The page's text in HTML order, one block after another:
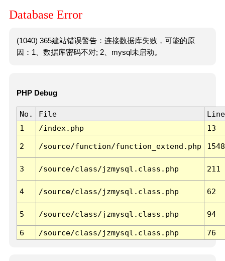
Database Error
(1040) 365建站错误警告：连接数据库失败，可能的原
因：1、数据库密码不对; 2、mysql未启动。
PHP Debug
No. File
Line
1
/index.php 13
2 /source/function/function_extend.php 1548
3 /source/class/jzmysql.class.php 211
4 /source/class/jzmysql.class.php 62
5 /source/class/jzmysql.class.php 94
6 /source/class/jzmysql.class.php 76